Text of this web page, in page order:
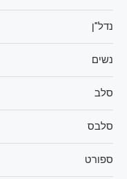
נדל"ן
נשים
סלב
סלבס
ספורט